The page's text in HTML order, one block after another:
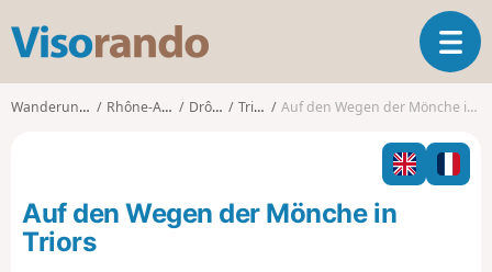
s
o
o
T
o
l
n
Wanderungen Rhône-Alpes Drôme Triors Auf den Wegen der Mönche in Triors
Auf den Wegen der Mönche in
Triors